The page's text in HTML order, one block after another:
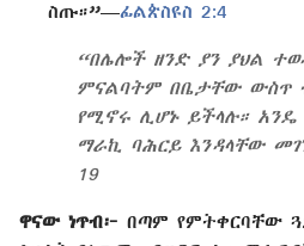
ስጡ።”—ፊልጵስዩስ 2:4
“በሌሎች ዘንድ ያን ያህል
ምናልባትም በቤታቸው ውስጥ
የሚኖሩ ሊሆኑ ይችላሉ። አንዴ
ማራኪ ባሕርይ እንዳላቸው
19
ዋናው ነጥብ፦ በጣም የምትቀርባቸው